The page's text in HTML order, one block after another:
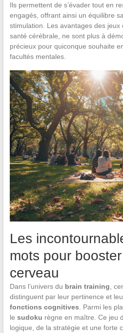
Ils permettent de s’évader tout en
engagés, offrant ainsi un équilibre
stimulation. Les avantages des
santé cérébrale, ne sont plus à
précieux pour quiconque souhaite
facultés mentales.
Les
mots pour
cerveau
Dans l’univers du brain training ,
distinguent par leur pertinence et
fonctions cognitives . Parmi les
le sudoku règne en maître. Ce jeu
logique, de la stratégie et une forte